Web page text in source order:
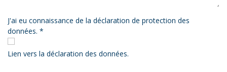
J'ai eu connaissance de la déclaration de protection des
données. *
Lien vers la déclaration des données.